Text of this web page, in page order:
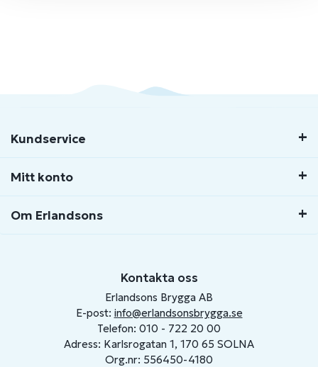
Kundservice
Mitt konto
Om Erlandsons
Kontakta oss
Erlandsons Brygga AB
E-post: info@erlandsonsbrygga.se
Telefon: 010 - 722 20 00
Adress: Karlsrogatan 1, 170 65 SOLNA
Org.nr: 556450-4180